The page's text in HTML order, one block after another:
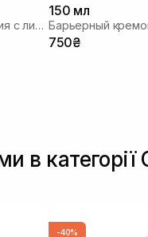
Тонер для глубокого увлажнения с лизатом бифидобактерий 85%
150 мл
Барьерный
750₴
в
-40%